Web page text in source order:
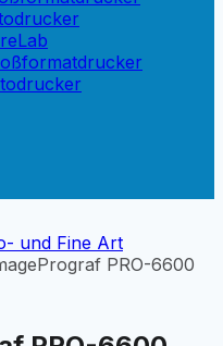
und Fine Art
PRO-6600